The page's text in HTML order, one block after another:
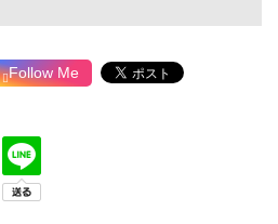
Follow Me